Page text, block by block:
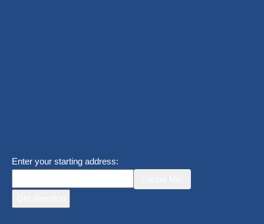
Enter your starting address: